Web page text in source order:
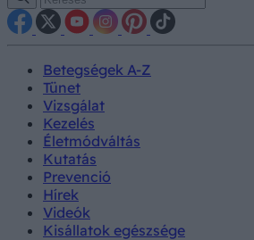
Betegségek A-Z
Tünet
Vizsgálat
Kezelés
Életmódváltás
Kutatás
Prevenció
Hírek
Videók
Kisállatok egészsége